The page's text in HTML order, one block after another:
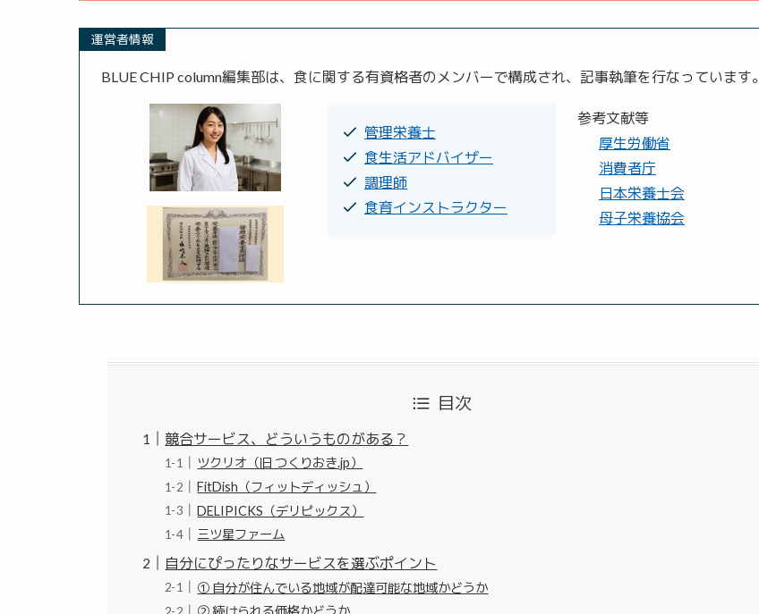
運営者情報
BLUE CHIP column編集部は、食に関する有資格者のメンバーで構成され、記事執筆を行なっています。
管理栄養士
食生活アドバイザー
調理師
食育インストラクター
参考文献等
厚生労働省
消費者庁
日本栄養士会
母子栄養協会
目次
競合サービス、どういうものがある？
ツクリオ（旧 つくりおき.jp）
FitDish（フィットディッシュ）
DELIPICKS（デリピックス）
三ツ星ファーム
自分にぴったりなサービスを選ぶポイント
① 自分が住んでいる地域が配達可能な地域かどうか